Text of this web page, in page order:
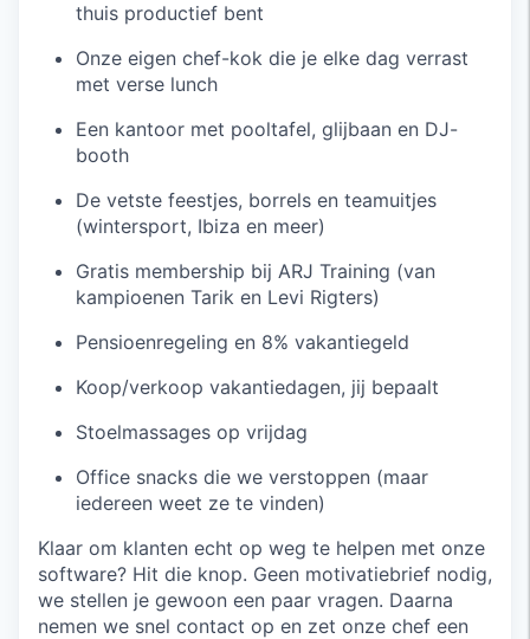
thuis productief bent
Onze eigen chef-kok die je elke dag verrast
met verse lunch
Een kantoor met pooltafel, glijbaan en DJ-
booth
De vetste feestjes, borrels en teamuitjes
(wintersport, Ibiza en meer)
Gratis membership bij ARJ Training (van
kampioenen Tarik en Levi Rigters)
Pensioenregeling en 8% vakantiegeld
Koop/verkoop vakantiedagen, jij bepaalt
Stoelmassages op vrijdag
Office snacks die we verstoppen (maar
iedereen weet ze te vinden)
Klaar om klanten echt op weg te helpen met onze
software? Hit die knop. Geen motivatiebrief nodig,
we stellen je gewoon een paar vragen. Daarna
nemen we snel contact op en zet onze chef een